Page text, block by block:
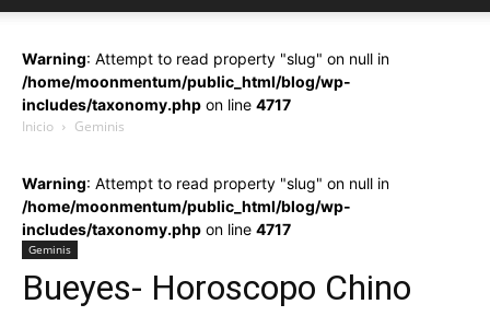
Warning: Attempt to read property "slug" on null in
/home/moonmentum/public_html/blog/wp-
includes/taxonomy.php on line 4717
Inicio
Geminis
Warning: Attempt to read property "slug" on null in
/home/moonmentum/public_html/blog/wp-
includes/taxonomy.php on line 4717
Geminis
Bueyes- Horoscopo Chino